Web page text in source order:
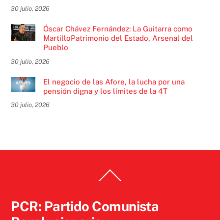
30 julio, 2026
Óscar Chávez Fernández: La Guitarra como
MartilloPatrimonio del Estado, Arsenal del
Pueblo
30 julio, 2026
El negocio de las Afore, la lucha por una
pensión digna y los límites de la 4T
30 julio, 2026
To
PCR: Partido Comunista